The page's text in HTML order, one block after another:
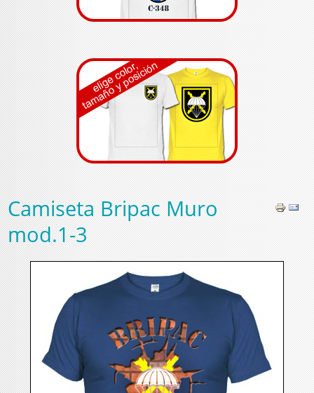
Camiseta Bripac Muro
mod.1-3